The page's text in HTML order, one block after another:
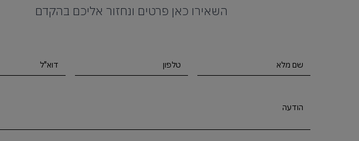
השאירו כאן פרטים ונחזור אליכם בהקדם
שם מלא טלפון דוא"ל
הודעה